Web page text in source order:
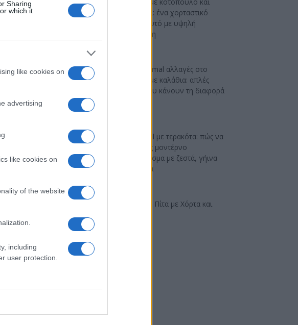
Sharing
which it
like cookies on
advertising
like cookies on
of the website
including
user protection.
άρθρο
γιαούρτι: ένα χορταστικό
μαγειρευτό με υψηλή
πρωτεΐνη
DIY minimal αλλαγές στο
μπάνιο με καλάθια: απλές
ιδέες που κάνουν τη διαφορά
Industrial με τερακότα: πώς να
πετύχεις μοντέρνο
αποτέλεσμα με ζεστά, γήινα
χρώματα
Ελαφριά Πίτα με Χόρτα και